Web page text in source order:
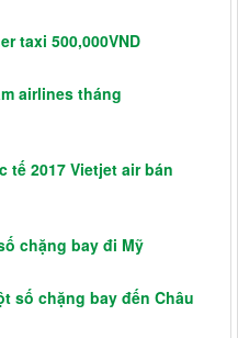
taxi 500,000VND
airlines tháng
tế 2017 Vietjet air bán
chặng bay đi Mỹ
số chặng bay đến Châu